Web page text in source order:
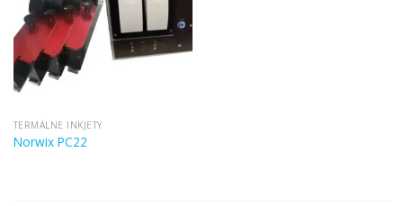
TERMÁLNE INKJETY
Norwix PC22